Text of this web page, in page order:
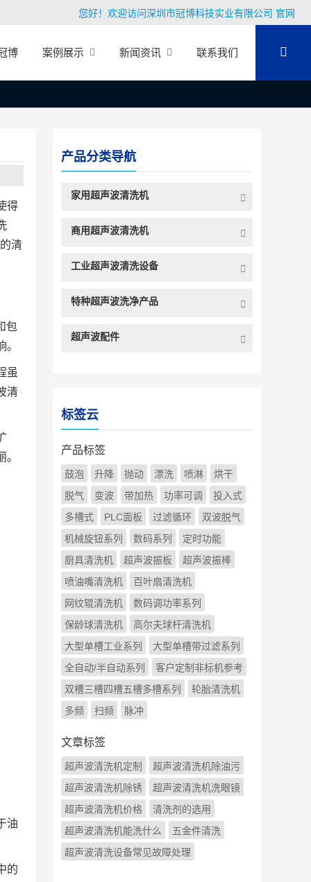
您好！欢迎访问深圳市冠博科技实业有限公司 官网
博 案例展示 新闻资讯 联系我们
得
清
包
虽
清
油
的
产品分类导航
家用超声波清洗机
商用超声波清洗机
工业超声波清洗设备
特种超声波洗净产品
超声波配件
标签云
产品标签
鼓泡 升降 抛动 漂洗 喷淋
烘干
脱气
变波 带加热 功率可调
投入式
多槽式
PLC面板 过滤循环
双波脱气
机械旋钮系列
数码系列
定时功能
厨具清洗机
超声波振板
超声波振棒
喷油嘴清洗机
百叶扇清洗机
网纹辊清洗机
数码调功率系列
保龄球清洗机
高尔夫球杆清洗机
大型单槽工业系列
大型单槽带过滤系列
全自动/半自动系列
客户定制非标机参考
双槽三槽四槽五槽多槽系列
轮胎清洗机
多频
扫频 脉冲
文章标签
超声波清洗机定制
超声波清洗机除油污
超声波清洗机除锈
超声波清洗机洗眼镜
超声波清洗机价格
清洗剂的选用
超声波清洗机能洗什么
五金件清洗
超声波清洗设备常见故障处理